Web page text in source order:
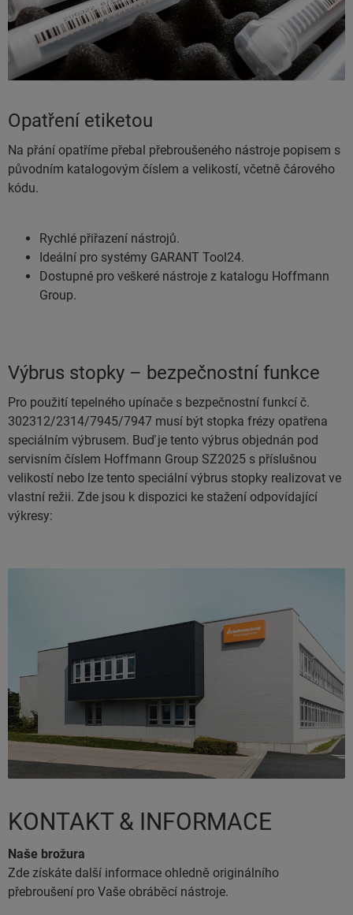
Opatření etiketou
Na přání opatříme přebal přebroušeného nástroje popisem s
původním katalogovým číslem a velikostí, včetně čárového
kódu.
Rychlé přiřazení nástrojů.
Ideální pro systémy GARANT Tool24.
Dostupné pro veškeré nástroje z katalogu Hoffmann
Group.
Výbrus stopky – bezpečnostní funkce
Pro použití tepelného upínače s bezpečnostní funkcí č.
302312/2314/7945/7947 musí být stopka frézy opatřena
speciálním výbrusem. Buď je tento výbrus objednán pod
servisním číslem Hoffmann Group SZ2025 s příslušnou
velikostí nebo lze tento speciální výbrus stopky realizovat ve
vlastní režii. Zde jsou k dispozici ke stažení odpovídající
výkresy:
KONTAKT & INFORMACE
Naše brožura
Zde získáte další informace ohledně originálního
přebroušení pro Vaše obráběcí nástroje.